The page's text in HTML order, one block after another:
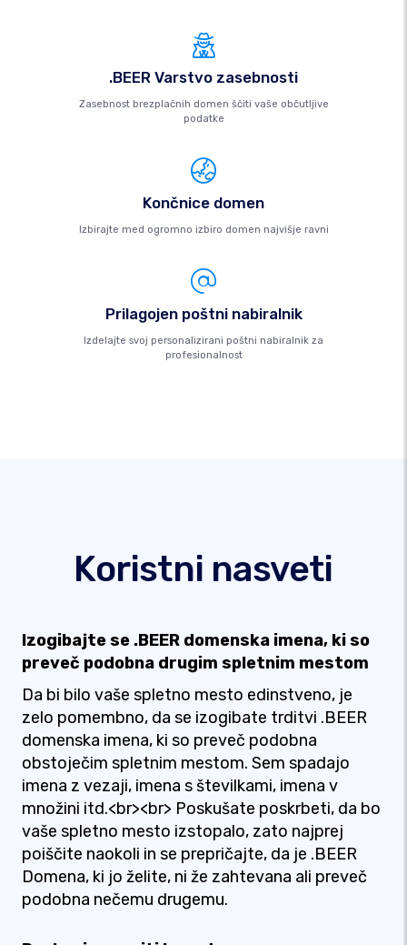
.BEER Varstvo zasebnosti
Zasebnost brezplačnih domen ščiti vaše občutljive
podatke
Končnice domen
Izbirajte med ogromno izbiro domen najvišje ravni
Prilagojen poštni nabiralnik
Izdelajte svoj personalizirani poštni nabiralnik za
profesionalnost
Koristni nasveti
Izogibajte se .BEER domenska imena, ki so
preveč podobna drugim spletnim mestom
Da bi bilo vaše spletno mesto edinstveno, je
zelo pomembno, da se izogibate trditvi .BEER
domenska imena, ki so preveč podobna
obstoječim spletnim mestom. Sem spadajo
imena z vezaji, imena s številkami, imena v
množini itd.<br><br> Poskušate poskrbeti, da bo
vaše spletno mesto izstopalo, zato najprej
poiščite naokoli in se prepričajte, da je .BEER
Domena, ki jo želite, ni že zahtevana ali preveč
podobna nečemu drugemu.